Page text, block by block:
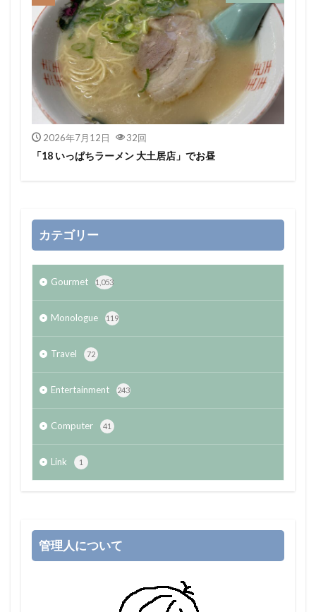
2026年7月12日 32回
「18 いっぱちラーメン 大土居店」でお昼
カテゴリー
Gourmet 1,053
Monologue 119
Travel 72
Entertainment 243
Computer 41
Link 1
管理人について